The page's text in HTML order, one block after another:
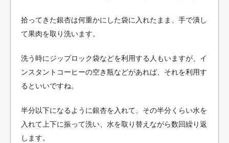
拾ってきた銀杏は何重かにした袋に入れたまま、手で潰し
て果肉を取り洗います。
洗う時にジップロック袋などを利用する人もいますが、イ
ンスタントコーヒーの空き瓶などがあれば、それを利用す
るといいですね。
半分以下になるように銀杏を入れて、その半分くらい水を
入れて上下に振って洗い、水を取り替えながら数回繰り返
します。